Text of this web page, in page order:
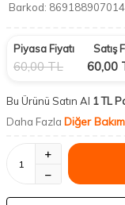
Barkod:
Piyasa Fiyatı
60,00TL
Satış
60,00
Bu Ürünü Satın Al 1 TL
Daha Fazla Diğer